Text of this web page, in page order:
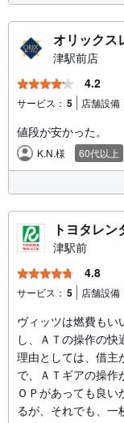
オリックス
津駅前店
4.2
サービス： 5 店舗設備
値段が安かった。
K.N.様 60代以上
トヨタレン
津駅前
4.8
サービス： 5 店舗設備
ヴィッツは燃費もい
し、ＡＴの操作の快
理由としては、借主
で、ＡＴギアの操作
ＯＰがあっても良
るが、それでも、一